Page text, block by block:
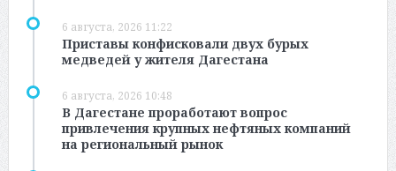
6 августа, 2026 11:22
Приставы конфисковали двух бурых
медведей у жителя Дагестана
6 августа, 2026 10:48
В Дагестане проработают вопрос
привлечения крупных нефтяных компаний
на региональный рынок